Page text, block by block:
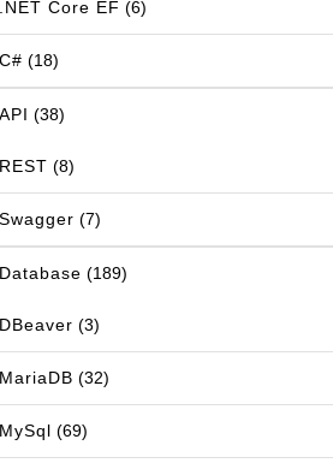
.NET Core EF (6)
C# (18)
API (38)
REST (8)
Swagger (7)
Database (189)
DBeaver (3)
MariaDB (32)
MySql (69)